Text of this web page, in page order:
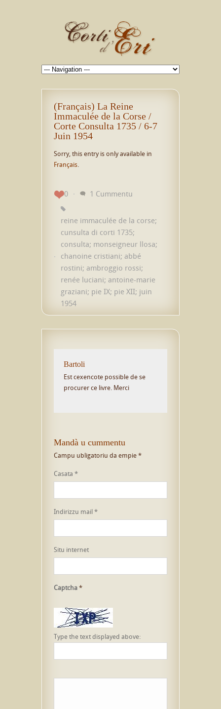
(Français) La Reine
Immaculée de la Corse /
Corte Consulta 1735 / 6-7
Juin 1954
Sorry, this entry is only available in
Français
0 1 Cummentu
reine immaculée de la corse;
cunsulta di corti 1735;
consulta; monseigneur llosa;
chanoine cristiani; abbé
rostini; ambroggio rossi;
renée luciani; antoine-marie
graziani; pie IX; pie XII; juin
1954
Bartoli
Est cexencote possible de se
procurer ce livre. Merci
Mandà u cummentu
Campu ubligatoriu da empie*
Casata *
Indirizzu mail*
Situ internet
Captcha*
Type the text displayed above: